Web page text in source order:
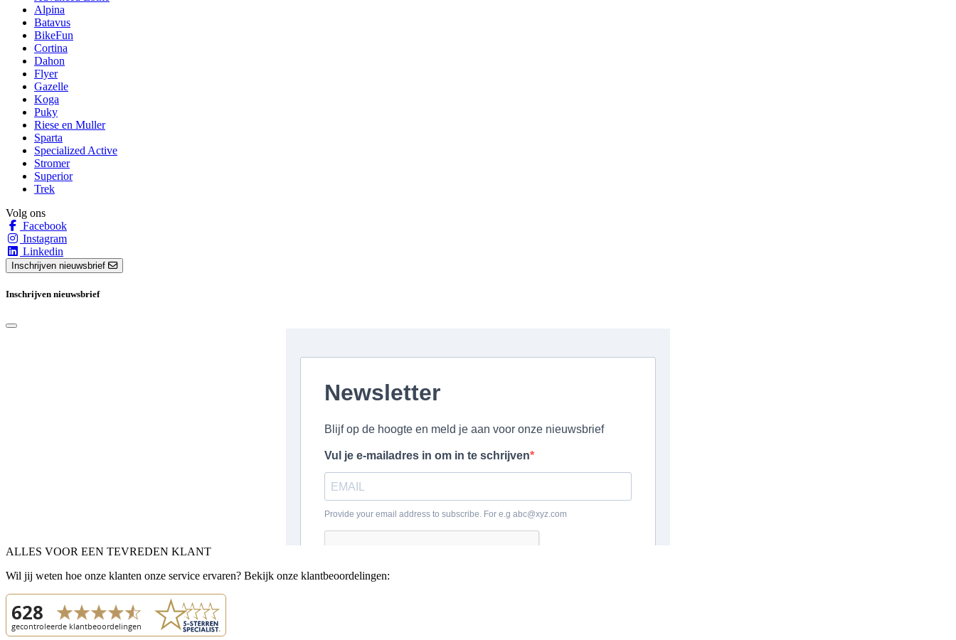
Alpina
Batavus
BikeFun
Cortina
Dahon
Flyer
Gazelle
Koga
Puky
Riese en Muller
Sparta
Specialized Active
Stromer
Superior
Trek
Volg ons
Facebook
Instagram
Linkedin
Inschrijven nieuwsbrief
Inschrijven nieuwsbrief
ALLES VOOR EEN TEVREDEN KLANT
Wil jij weten hoe onze klanten onze service ervaren? Bekijk onze klantbeoordelingen: